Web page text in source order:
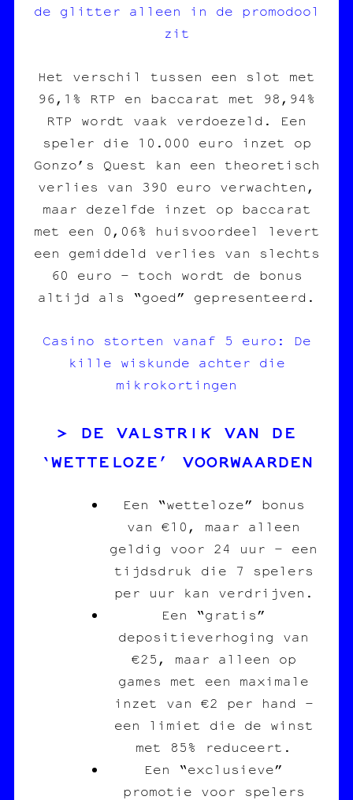
de glitter alleen in de promodool
zit
Het verschil tussen een slot met
96,1% RTP en baccarat met 98,94%
RTP wordt vaak verdoezeld. Een
speler die 10.000 euro inzet op
Gonzo’s Quest kan een theoretisch
verlies van 390 euro verwachten,
maar dezelfde inzet op baccarat
met een 0,06% huisvoordeel levert
een gemiddeld verlies van slechts
60 euro – toch wordt de bonus
altijd als “goed” gepresenteerd.
Casino storten vanaf 5 euro: De
kille wiskunde achter die
mikrokortingen
DE VALSTRIK VAN DE
‘WETTELOZE’ VOORWAARDEN
Een “wetteloze” bonus
van €10, maar alleen
geldig voor 24 uur – een
tijdsdruk die 7 spelers
per uur kan verdrijven.
Een “gratis”
depositieverhoging van
€25, maar alleen op
games met een maximale
inzet van €2 per hand –
een limiet die de winst
met 85% reduceert.
Een “exclusieve”
promotie voor spelers